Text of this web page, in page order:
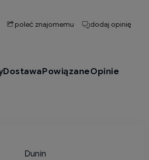
poleć znajomemu dodaj opinię
DostawaPowiązaneOpinie
Dunin